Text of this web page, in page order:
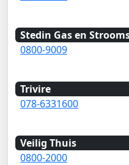
Stedin Gas en
0800-9009
Trivire
078-6331600
Veilig Thuis
0800-2000